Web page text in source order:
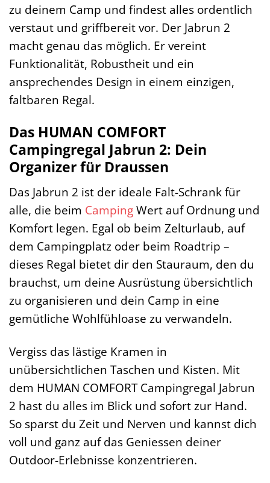
zu deinem Camp und findest alles ordentlich
verstaut und griffbereit vor. Der Jabrun 2
macht genau das möglich. Er vereint
Funktionalität, Robustheit und ein
ansprechendes Design in einem einzigen,
faltbaren Regal.
Das HUMAN COMFORT
Campingregal Jabrun 2: Dein
Organizer für Draussen
Das Jabrun 2 ist der ideale Falt-Schrank für
alle, die beim CampingWert auf Ordnung und
Komfort legen. Egal ob beim Zelturlaub, auf
dem Campingplatz oder beim Roadtrip –
dieses Regal bietet dir den Stauraum, den du
brauchst, um deine Ausrüstung übersichtlich
zu organisieren und dein Camp in eine
gemütliche Wohlfühloase zu verwandeln.
Vergiss das lästige Kramen in
unübersichtlichen Taschen und Kisten. Mit
dem HUMAN COMFORT Campingregal Jabrun
2 hast du alles im Blick und sofort zur Hand.
So sparst du Zeit und Nerven und kannst dich
voll und ganz auf das Geniessen deiner
Outdoor-Erlebnisse konzentrieren.